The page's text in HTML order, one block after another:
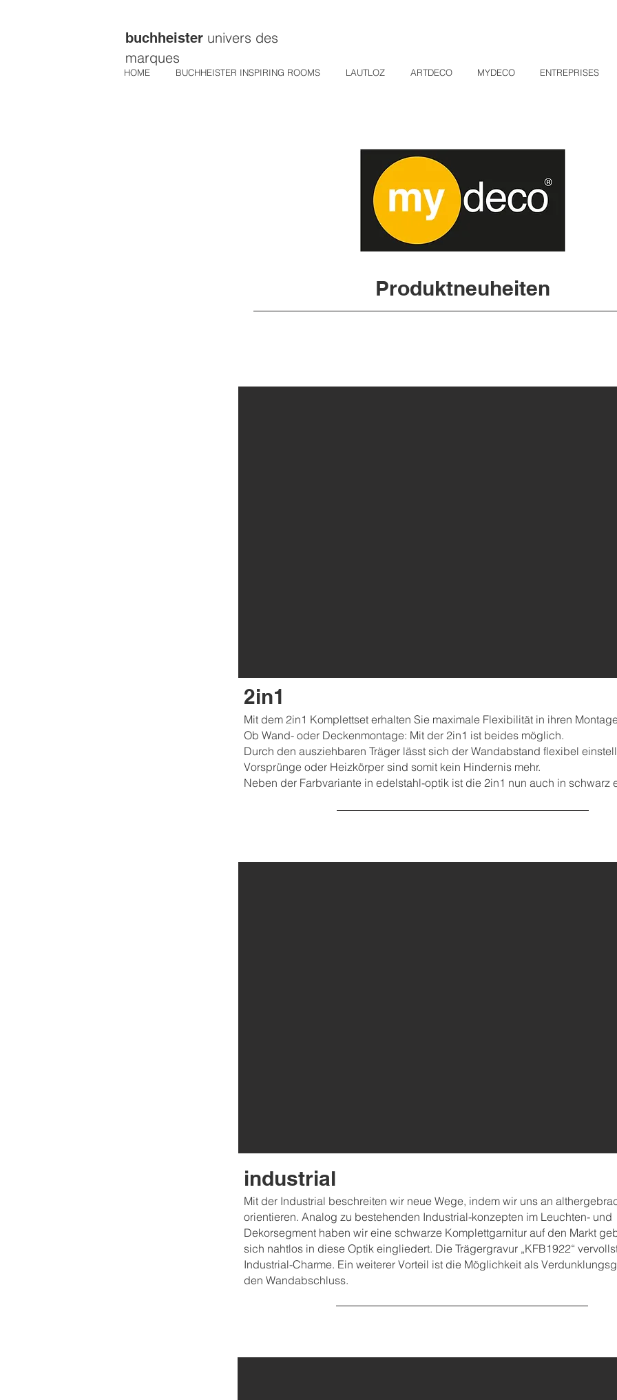
HOME BUCHHEISTER INSPIRING ROOMS LAUTLOZ ARTDECO MYDECO ENTREPRISES
buchheister univers des
marques
Produktneuheiten
2in1
Mit dem 2in1 Komplettset erhalten Sie maximale Flexibilität in ihren
Ob Wand- oder Deckenmontage: Mit der 2in1 ist beides möglich.
Durch den ausziehbaren Träger lässt sich der Wandabstand flexibel
Vorsprünge oder Heizkörper sind somit kein Hindernis mehr.
Neben der Farbvariante in edelstahl-optik ist die 2in1 nun auch in schwarz
industrial
Mit der Industrial beschreiten wir neue Wege, indem wir uns an
orientieren. Analog zu bestehenden Industrial-konzepten im Leuchten- und
Dekorsegment haben wir eine schwarze Komplettgarnitur auf den Markt
sich nahtlos in diese Optik eingliedert. Die Trägergravur „KFB1922“
Industrial-Charme. Ein weiterer Vorteil ist die Möglichkeit als
den Wandabschluss.